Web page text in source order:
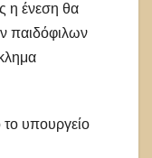
η ένεση θα
παιδόφιλων
το υπουργείο